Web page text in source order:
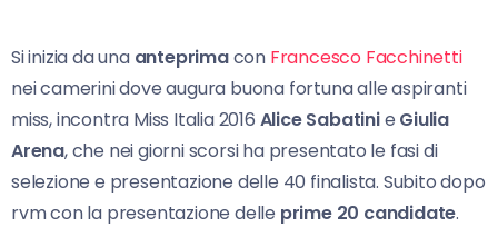
Si inizia da una anteprimacon Francesco Facchinetti
nei camerini dove augura buona fortuna alle aspiranti
miss, incontra Miss Italia 2016 Alice Sabatinie Giulia
Arena, che nei giorni scorsi ha presentato le fasi di
selezione e presentazione delle 40 finalista. Subito dopo
rvm con la presentazione delle prime 20 candidate.